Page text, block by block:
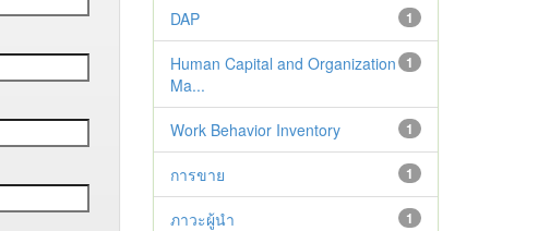
1
DAP
1
Human Capital and Organization
Ma...
1
Work Behavior Inventory
1
การขาย
1
ภาวะผู้นำ